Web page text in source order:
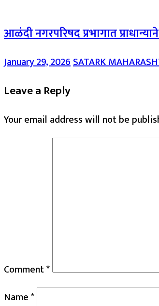
आळंदी नगरपरिषद प्रभागात
January 29, 2026SATARK
Leave a Reply
Your email address will not be
Comment*
Name*